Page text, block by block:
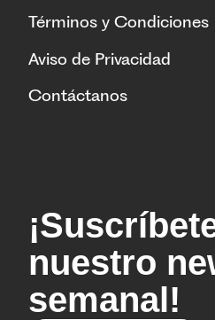
Términos y Condiciones
Aviso de Privacidad
Contáctanos
nuestro
semanal!